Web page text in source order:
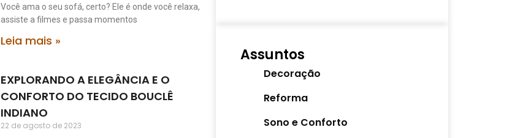
Você ama o seu sofá, certo? Ele é onde você relaxa,
assiste a filmes e passa momentos
Leia mais »
EXPLORANDO A ELEGÂNCIA E O
CONFORTO DO TECIDO BOUCLÊ
INDIANO
22 de agosto de 2023
Assuntos
Decoração
Reforma
Sono e Conforto